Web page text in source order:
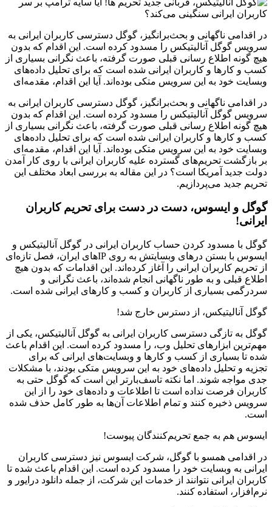
در اقدامی ناگهانی و بحث‌برانگیز، گوگل دسترسی کاربران ایرانی به
سرویس گوگل آنالیتیکس را مسدود کرده است. این اقدام که بدون
هیچ گونه اطلاع رسانی قبلی صورت گرفته، باعث نگرانی بسیاری از
کسب و کارها و کاربران ایرانی شده است که برای تحلیل داده‌های
وبسایت خود به این سرویس متکی بوده‌اند. آیا این اقدام، مقدمه‌ای
در اقدامی ناگهانی و بحث‌برانگیز، گوگل دسترسی کاربران ایرانی به
سرویس گوگل آنالیتیکس را مسدود کرده است. این اقدام که بدون
هیچ گونه اطلاع رسانی قبلی صورت گرفته، باعث نگرانی بسیاری از
کسب و کارها و کاربران ایرانی شده است که برای تحلیل داده‌های
وبسایت خود به این سرویس متکی بوده‌اند. آیا این اقدام، مقدمه‌ای
بر بازگشت تحریم‌های گسترده علیه کاربران ایرانی با روی کار آمدن
دولت جدید آمریکا است؟ در این مقاله به بررسی ابعاد مختلف این
تحریم جدید می‌پردازیم.
گوگل و ایسوس، دست در دست برای تحریم کاربران
ایرانی!
گوگل با مسدود کردن حساب کاربران ایرانی در گوگل آنالیتیکس و
ایسوس با بستن درهای وبسایتش به روی IPهای ایران، فصل تازه‌ای
از تحریم کاربران ایرانی را آغاز کرده‌اند. این اقدامات که بدون هیچ
اطلاع قبلی و به طور ناگهانی انجام شده‌اند، باعث نگرانی و
سردرگمی بسیاری از کاربران و کسب و کارهای ایرانی شده است.
گوگل آنالیتیکس، از دسترس خارج شد!
گوگل به تازگی دسترسی کاربران ایرانی به گوگل آنالیتیکس، یکی از
مهم‌ترین ابزارهای تحلیل وب، را مسدود کرده است. این اقدام باعث
شده تا بسیاری از کسب و کارها و وبسایت‌های ایرانی که برای
تجزیه و تحلیل داده‌های خود به این سرویس متکی بودند، با مشکلات
جدی مواجه شوند. اما نکته تاسف‌بارتر این است که گوگل حتی به
کاربران فرصت نداده است تا اطلاعات و داده‌های خود را از این
سرویس ذخیره کنند و تمام اطلاعات آن‌ها به طور کامل حذف شده
است.
ایسوس هم به جمع تحریم‌کنندگان پیوست!
در اقدامی همسو با گوگل، شرکت ایسوس نیز دسترسی کاربران
ایرانی به وبسایت خود را مسدود کرده است. این اقدام باعث شده تا
کاربران ایرانی نتوانند از خدمات این شرکت، از جمله دانلود درایور و
نرم‌افزار، استفاده کنند.